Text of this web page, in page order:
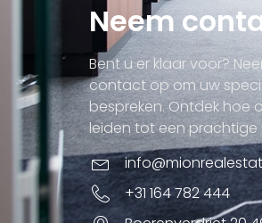
Neem
Bent u er klaar voor?
contact op om uw
bespreken. Ontdek hoe
leiden tot een prachtige
+31 164 782 444